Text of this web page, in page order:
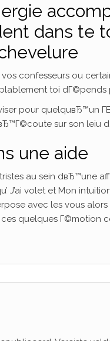
dans te
confesseurs ou
toi
pour quelquвЂ™un
sur son leiu
une aide
au sein dвЂ™une
J’ai volet et Mon
avec les vous
ces quelques